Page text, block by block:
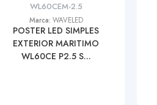
WL60CEM-2.5
Marca: WAVELED
POSTER LED SIMPLES
EXTERIOR MARITIMO
WL60CE P2.5 S...